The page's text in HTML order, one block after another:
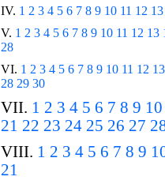
IV. 1 2 3 4 5 6 7 8 9 10 11 12 13
V. 1 2 3 4 5 6 7 8 9 10 11 12 13
28
VI. 1 2 3 4 5 6 7 8 9 10 11 12 13
28 29 30
VII. 1 2 3 4 5 6 7 8 9 10
21 22 23 24 25 26 27
VIII. 1 2 3 4 5 6 7 8 9
21